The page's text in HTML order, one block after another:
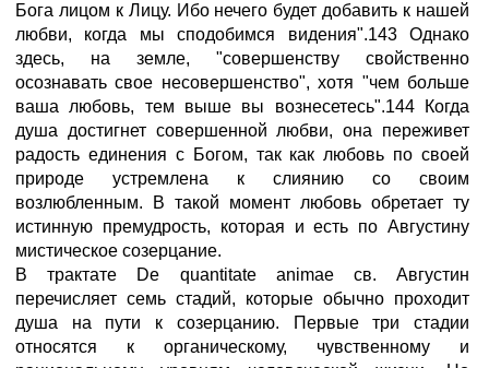
Бога лицом к Лицу. Ибо нечего будет добавить к нашей
любви, когда мы сподобимся видения".143 Однако
здесь, на земле, "совершенству свойственно
осознавать свое несовершенство", хотя "чем больше
ваша любовь, тем выше вы вознесетесь".144 Когда
душа достигнет совершенной любви, она переживет
радость единения с Богом, так как любовь по своей
природе устремлена к слиянию со своим
возлюбленным. В такой момент любовь обретает ту
истинную премудрость, которая и есть по Августину
мистическое созерцание.
В трактате De quantitate animae св. Августин
перечисляет семь стадий, которые обычно проходит
душа на пути к созерцанию. Первые три стадии
относятся к органическому, чувственному и